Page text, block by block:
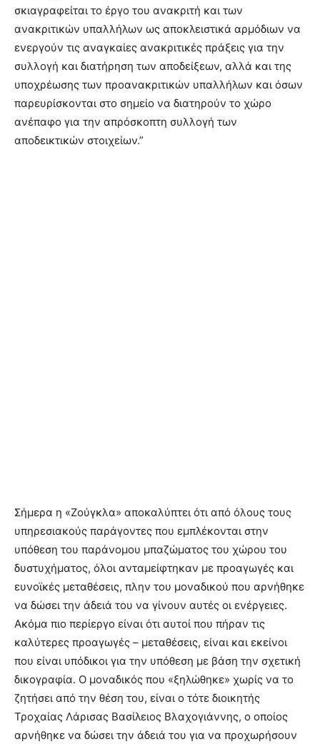
σκιαγραφείται το έργο του ανακριτή και των
ανακριτικών υπαλλήλων ως αποκλειστικά αρμόδιων να
ενεργούν τις αναγκαίες ανακριτικές πράξεις για την
συλλογή και διατήρηση των αποδείξεων, αλλά και της
υποχρέωσης των προανακριτικών υπαλλήλων και όσων
παρευρίσκονται στο σημείο να διατηρούν το χώρο
ανέπαφο για την απρόσκοπτη συλλογή των
αποδεικτικών στοιχείων.”
Σήμερα η «Ζούγκλα» αποκαλύπτει ότι από όλους τους
υπηρεσιακούς παράγοντες που εμπλέκονται στην
υπόθεση του παράνομου μπαζώματος του χώρου του
δυστυχήματος, όλοι ανταμείφτηκαν με προαγωγές και
ευνοϊκές μεταθέσεις, πλην του μοναδικού που αρνήθηκε
να δώσει την άδειά του να γίνουν αυτές οι ενέργειες.
Ακόμα πιο περίεργο είναι ότι αυτοί που πήραν τις
καλύτερες προαγωγές – μεταθέσεις, είναι και εκείνοι
που είναι υπόδικοι για την υπόθεση με βάση την σχετική
δικογραφία. Ο μοναδικός που «ξηλώθηκε» χωρίς να το
ζητήσει από την θέση του, είναι ο τότε διοικητής
Τροχαίας Λάρισας Βασίλειος Βλαχογιάννης, ο οποίος
αρνήθηκε να δώσει την άδειά του για να προχωρήσουν